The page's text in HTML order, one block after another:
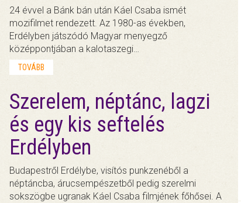
24 évvel a Bánk bán után Káel Csaba ismét
mozifilmet rendezett. Az 1980-as években,
Erdélyben játszódó Magyar menyegző
középpontjában a kalotaszegi…
TOVÁBB
Szerelem, néptánc, lagzi
és egy kis seftelés
Erdélyben
Budapestről Erdélybe, visítós punkzenéből a
néptáncba, árucsempészetből pedig szerelmi
sokszögbe ugranak Káel Csaba filmjének főhősei. A